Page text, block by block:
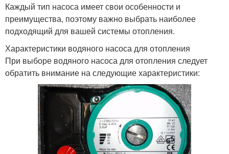
Каждый тип насоса имеет свои особенности и
преимущества, поэтому важно выбрать наиболее
подходящий для вашей системы отопления.
Характеристики водяного насоса для отопления
При выборе водяного насоса для отопления следует
обратить внимание на следующие характеристики: